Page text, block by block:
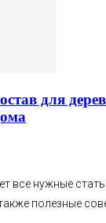
для
все нужные
полезные